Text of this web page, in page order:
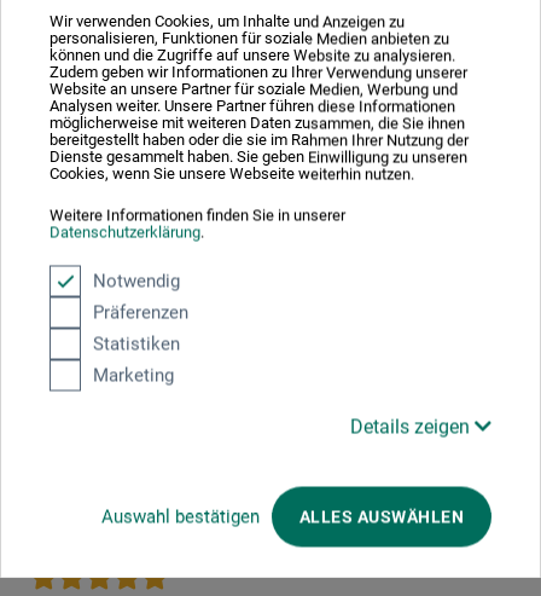
Wir verwenden Cookies, um Inhalte und Anzeigen zu
personalisieren, Funktionen für soziale Medien anbieten zu
können und die Zugriffe auf unsere Website zu analysieren.
Zudem geben wir Informationen zu Ihrer Verwendung unserer
Website an unsere Partner für soziale Medien, Werbung und
Analysen weiter. Unsere Partner führen diese Informationen
möglicherweise mit weiteren Daten zusammen, die Sie ihnen
bereitgestellt haben oder die sie im Rahmen Ihrer Nutzung der
Dienste gesammelt haben. Sie geben Einwilligung zu unseren
Cookies, wenn Sie unsere Webseite weiterhin nutzen.
Weitere Informationen finden Sie in unserer
Datenschutzerklärung.
Notwendig
Präferenzen
Statistiken
Marketing
Details zeigen
Auswahl bestätigen ALLES AUSWÄHLEN
trocknungsverzögernd"
Sortierung:
5 Sterne
1
3 Sterne
1 Sterne
Produkt bewerten